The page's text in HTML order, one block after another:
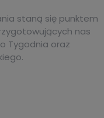
staną się punktem
nas
Tygodnia oraz